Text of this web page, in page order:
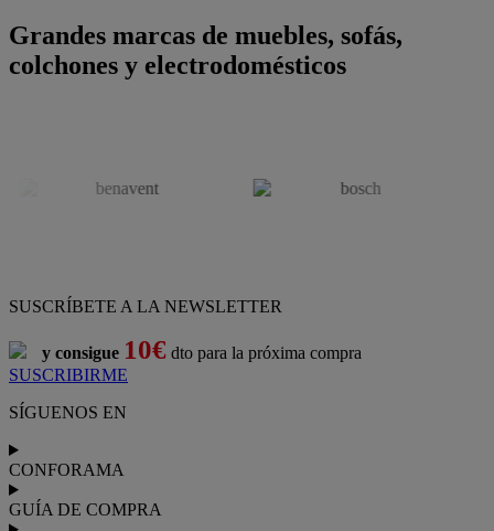
Grandes marcas de muebles, sofás,
colchones y electrodomésticos
SUSCRÍBETE A LA NEWSLETTER
y consigue 10€ dto para la próxima compra
SUSCRIBIRME
SÍGUENOS EN
CONFORAMA
GUÍA DE COMPRA